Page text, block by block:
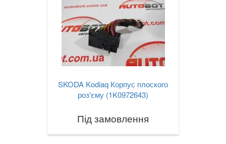
SKODA Kodiaq Корпус плоского
роз'єму (1K0972643)
Під замовлення